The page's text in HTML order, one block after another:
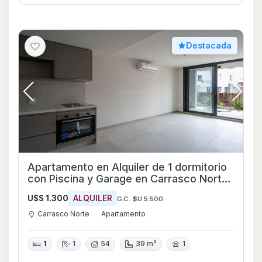
Destacada
Apartamento en Alquiler de 1 dormitorio
con Piscina y Garage en Carrasco Norte,
Montevideo
U$S 1.300 ALQUILER G.C. $U 5.500
Carrasco Norte Apartamento
1 1 54 39 m² 1